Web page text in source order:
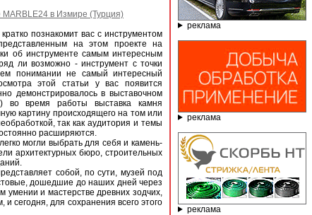
MARBLE24 в Измире (Турция)
познакомит вас с инструментом
на этом проекте на
об инструменте самым интересным
ли возможно - инструмент с точки
понимании не самый интересный
этой статьи у вас появится
демонстрировалось в выставочном
во время работы выставка камня
картину происходящего на том или
так как аудитория и темы
расширяются.
могли выбрать для себя и камень-
архитектурных бюро, строительных
собой, по сути, музей под
дошедшие до наших дней через
умении и мастерстве древних зодчих,
сегодня, для сохранения всего этого
реклама
реклама
реклама